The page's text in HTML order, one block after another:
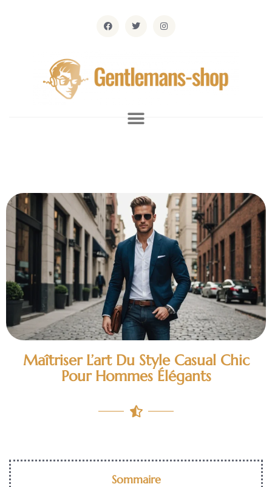
Maîtriser L’art Du Style Casual Chic
Pour Hommes Élégants
Sommaire